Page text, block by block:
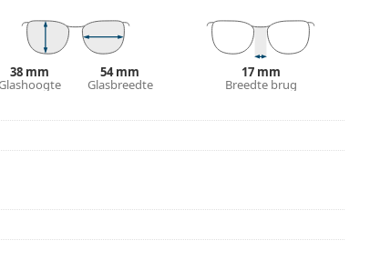
gebruik.
38 mm 54 mm
Glasbreedte
17 mm
Breedte brug